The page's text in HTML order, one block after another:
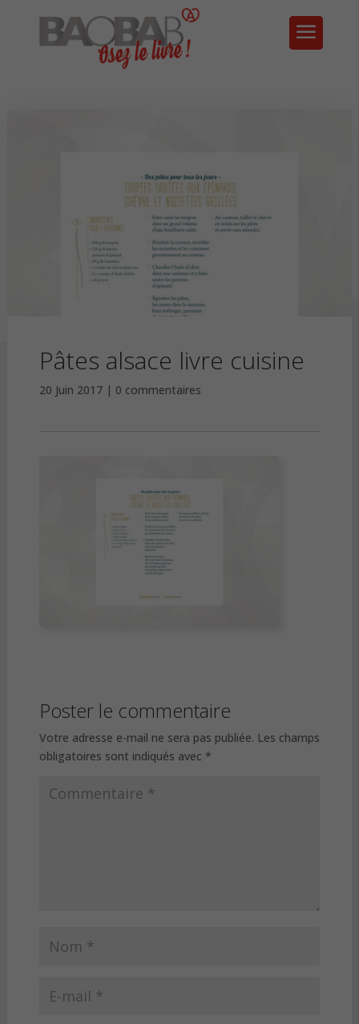
Pâtes alsace livre cuisine
20 Juin 2017 0 commentaires
Poster le commentaire
Votre adresse e-mail ne sera pas publiée. Les champs
obligatoires sont indiqués avec *